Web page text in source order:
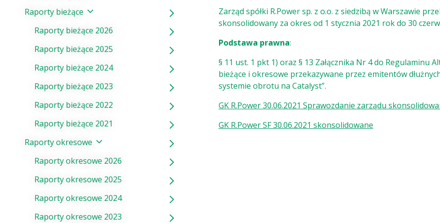
Raporty bieżące
Raporty bieżące 2026
Raporty bieżące 2025
Raporty bieżące 2024
Raporty bieżące 2023
Raporty bieżące 2022
Raporty bieżące 2021
Raporty okresowe
Raporty okresowe 2026
Raporty okresowe 2025
Raporty okresowe 2024
Raporty okresowe 2023
Zarząd spółki R.Power sp. z o.o. z siedzibą w Warszawie
skonsolidowany za okres od 1 stycznia 2021 rok do 30
Podstawa prawna:
§ 11 ust. 1 pkt 1) oraz § 13 Załącznika Nr 4 do Regulaminu
bieżące i okresowe przekazywane przez emitentów
systemie obrotu na Catalyst”.
GK R.Power 30.06.2021 Sprawozdanie zarządu
GK R.Power SF 30.06.2021 skonsolidowane